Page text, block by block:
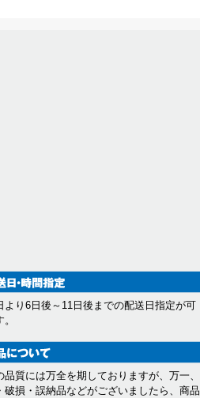
する会員又は他の第三者が被った
より6日後～11日後までの配送日指定が可
品質には万全を期しておりますが、万一、
破損・誤納品などがございましたら、商品